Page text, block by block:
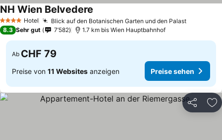
4 Sterne Hotel Blick auf den Botanischen Garten und den Palast
NH Wien Belvedere
8.3 Sehr gut 7’582 1.7 km bis Wien Hauptbahnhof
Ab CHF 79
Preise von 11 Websites anzeigen Preise sehen
Teilen